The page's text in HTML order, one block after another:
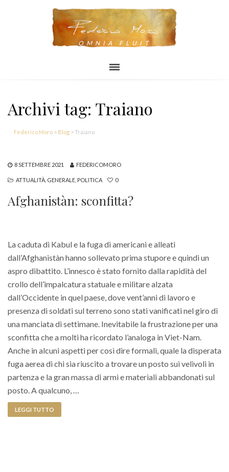
OMNIA FLUIT
Archivi tag: Traiano
Federico Moro > Blog >Traiano
8 SETTEMBRE 2021 FEDERICOMORO
ATTUALITÀ GENERALE POLITICA 0
Afghanistàn: sconfitta?
La caduta di Kabul e la fuga di americani e alleati
dall’Afghanistàn hanno sollevato prima stupore e quindi un
aspro dibattito. L’innesco è stato fornito dalla rapidità del
crollo dell’impalcatura statuale e militare alzata
dall’Occidente in quel paese, dove vent’anni di lavoro e
presenza di soldati sul terreno sono stati vanificati nel giro di
una manciata di settimane. Inevitabile la frustrazione per una
sconfitta che a molti ha ricordato l’analoga in Viet-Nam.
Anche in alcuni aspetti per così dire formali, quale la disperata
fuga aerea di chi sia riuscito a trovare un posto sui velivoli in
partenza e la gran massa di armi e materiali abbandonati sul
posto. A qualcuno, …
LEGGI TUTTO